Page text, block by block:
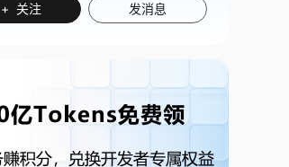
+ 关注 发消息